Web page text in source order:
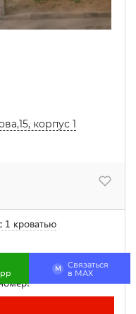
корпус 1
1 кроватью
M
Связаться
в МАХ